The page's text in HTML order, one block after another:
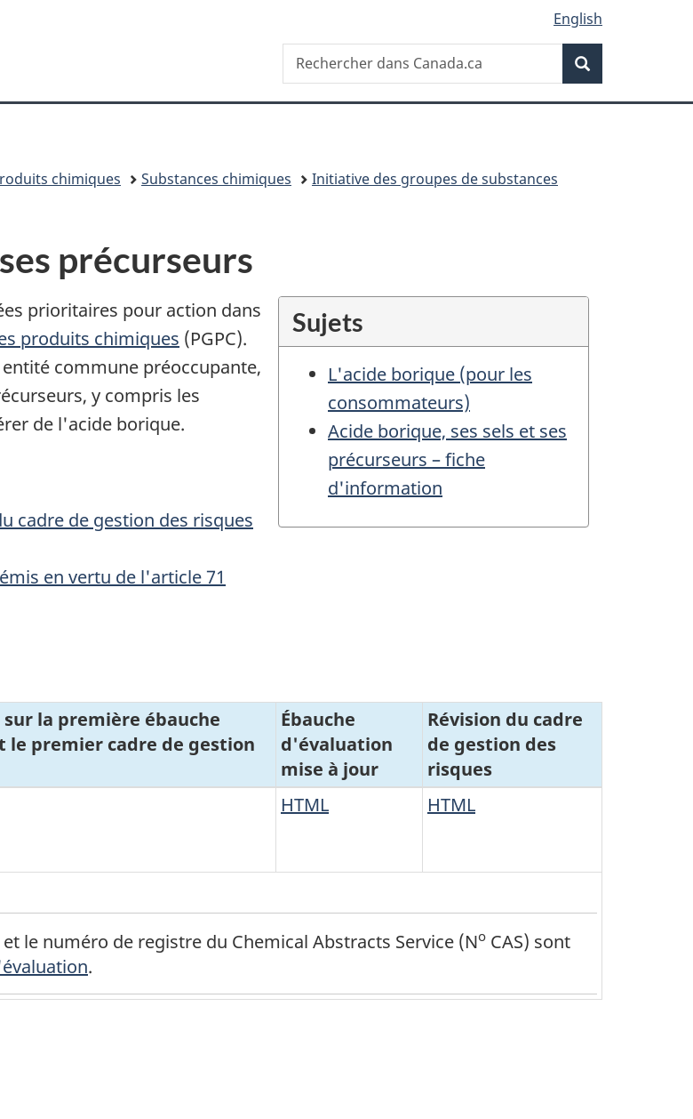
sujet
HTML
English
Recherche
Rechercher
dans
chimiques Substances chimiques Initiative des groupes de substances
précurseurs
Sujets
L'acide borique (pour les
consommateurs)
Acide borique, ses sels et ses
précurseurs – fiche
d'information
prioritaires pour action dans
produits chimiques (PGPC).
commune préoccupante,
y compris les
de l'acide borique.
cadre de gestion des risques
en vertu de l'article 71
la première ébauche
premier cadre de gestion
Ébauche
d'évaluation
mise à jour
Révision du cadre
de gestion des
risques
HTML HTML
le numéro de registre du Chemical Abstracts Service (No CAS) sont
.